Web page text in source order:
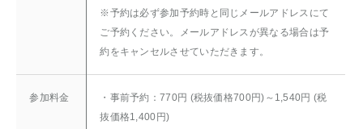
※予約は必ず参加予約時と同じメールアドレスにて
ご予約ください。メールアドレスが異なる場合は予
約をキャンセルさせていただきます。
参加料金
・事前予約：770円 (税抜価格700円)～1,540円 (税
抜価格1,400円)